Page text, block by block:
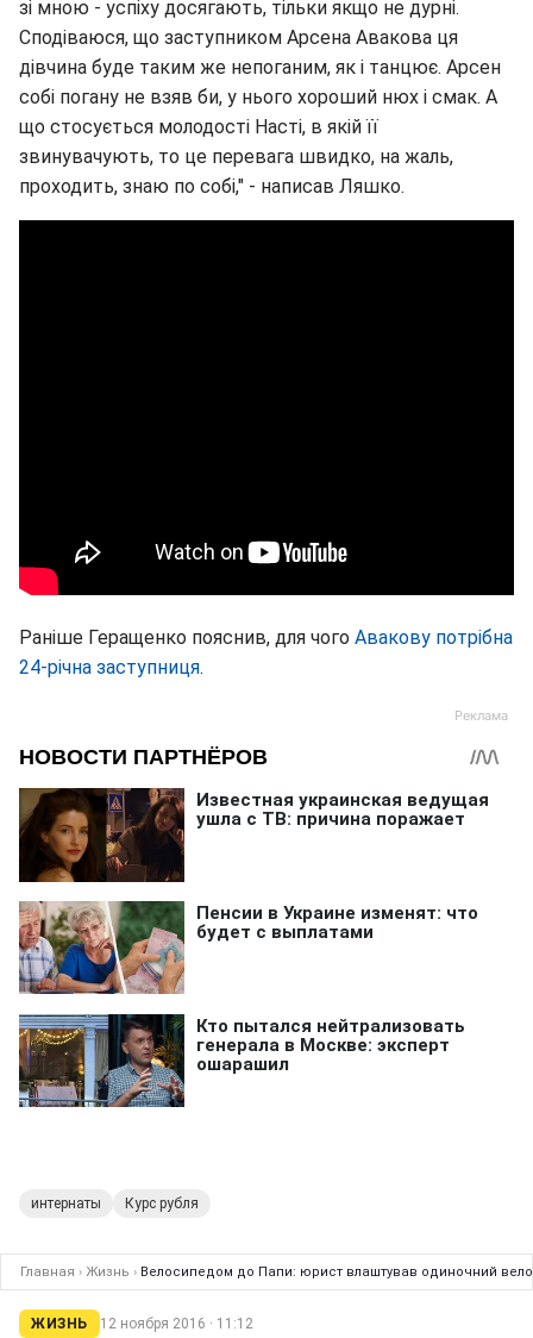
зі мною - успіху досягають, тільки якщо не дурні.
Сподіваюся, що заступником Арсена Авакова ця
дівчина буде таким же непоганим, як і танцює. Арсен
собі погану не взяв би, у нього хороший нюх і смак. А
що стосується молодості Насті, в якій її
звинувачують, то це перевага швидко, на жаль,
проходить, знаю по собі," - написав Ляшко.
Раніше Геращенко пояснив, для чого Авакову потрібна
24-річна заступниця.
интернаты Курс рубля
Главная › Жизнь › Велосипедом до Папи: юрист влаштував одиночний
ЖИЗНЬ 12 ноября 2016 · 11:12